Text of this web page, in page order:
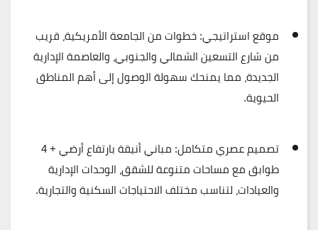
موقع استراتيجي:خطوات من الجامعة الأمريكية، قريب
من شارع التسعين الشمالي والجنوبي، والعاصمة الإدارية
الجديدة، مما يمنحك سهولة الوصول إلى أهم المناطق
الحيوية.
تصميم عصري متكامل:
مباني أنيقة بارتفاع أرضي + 4
طوابق مع مساحات متنوعة للشقق، الوحدات الإدارية
والعيادات، لتناسب مختلف الاحتياجات السكنية والتجارية.